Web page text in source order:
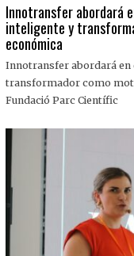
M
A
Y
,
0
2
Innotransfer abordará
inteligente y
económica
Innotransfer abordará en
transformador como
Fundació Parc Científic